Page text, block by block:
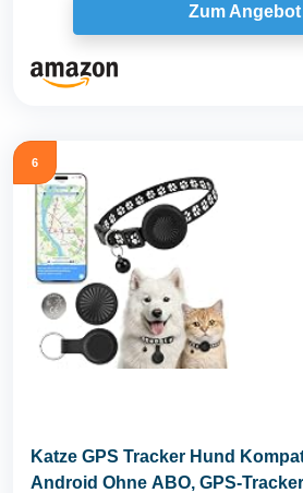
Zum Angebot
6
Katze GPS Tracker Hund
Android Ohne ABO, GPS-